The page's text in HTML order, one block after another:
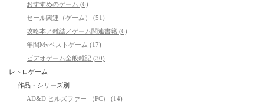
おすすめのゲーム (6)
セール関連（ゲーム） (51)
攻略本／雑誌／ゲーム関連書籍 (6)
年間Myベストゲーム (17)
ビデオゲーム全般雑記 (30)
レトロゲーム
作品・シリーズ別
AD&D ヒルズファー （FC） (14)